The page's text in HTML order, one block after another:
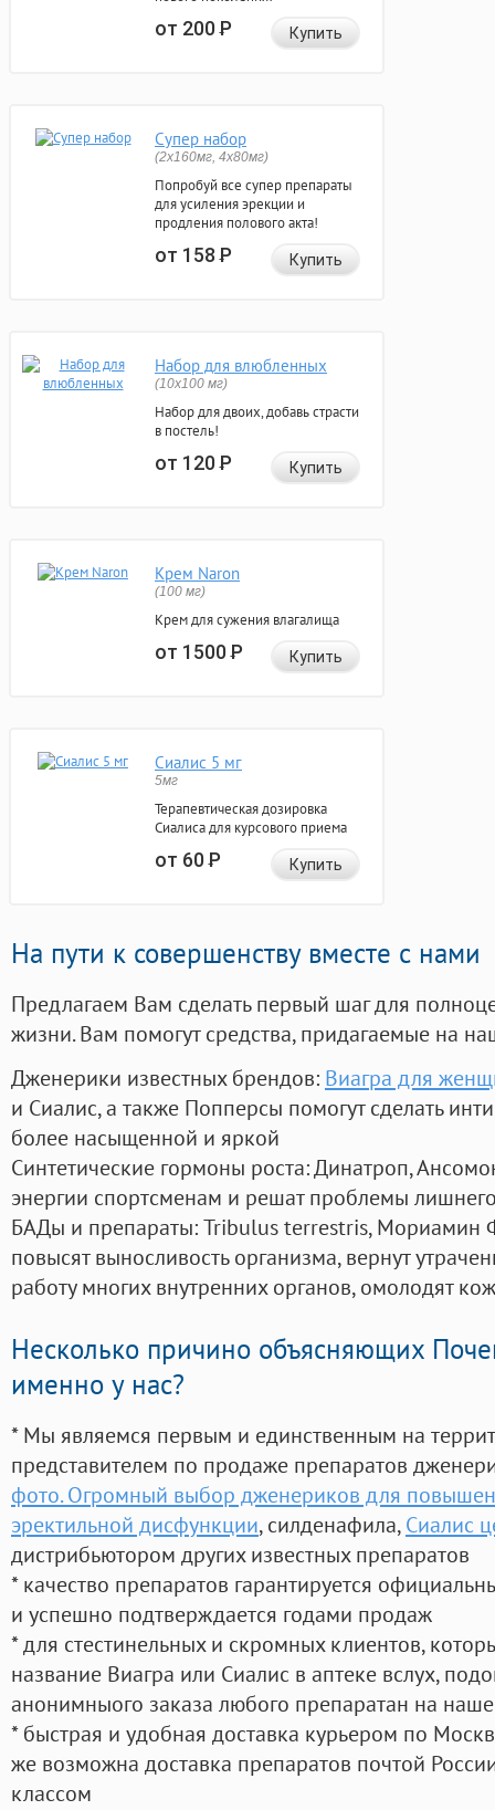
от 200Р Купить
Супер набор
(2х160мг, 4х80мг)
Попробуй все супер препараты
для усиления эрекции и
продления полового акта!
от 158Р Купить
Набор для влюбленных
(10х100 мг)
Набор для двоих, добавь страсти
в постель!
от 120Р Купить
Крем Naron
(100 мг)
Крем для сужения влагалища
от 1500Р Купить
Сиалис 5 мг
5мг
Терапевтическая дозировка
Сиалиса для курсового приема
от 60Р Купить
На пути к совершенству вместе с нами
Предлагаем Вам сделать первый шаг для
жизни. Вам помогут средства, придагаемые на
Дженерики известных брендов: Виагра для
и Сиалис, а также Попперсы помогут сделать
более насыщенной и яркой
Синтетические гормоны роста: Динатроп,
энергии спортсменам и решат проблемы
БАДы и препараты:Tribulus terrestris, Мориамин
повысят выносливость организма, вернут
работу многих внутренних органов, омолодят
Несколько причино объясняющих
именно у нас?
* Мы являемся первым и единственным на
представителем по продаже препаратов
фото. Огромный выбор дженериков для
эректильной дисфункции, силденафила, Сиалис
дистрибьютором других известных препаратов
* качество препаратов гарантируется
и успешно подтверждается годами продаж
* для стестинельных и скромных клиентов,
название Виагра или Сиалис в аптеке вслух,
анонимныого заказа любого препаратан на
* быстрая и удобная доставка курьером по
же возможна доставка препаратов почтой
классом